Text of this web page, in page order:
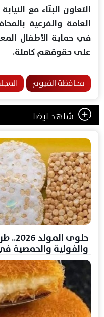
التعاون البنّاء مع
العامة والفرعية
في حماية الأطفال
على حقوقهم كاملة.
محافظة الفيوم
شاهد ايضا
حلوى
والفولية والحمصية